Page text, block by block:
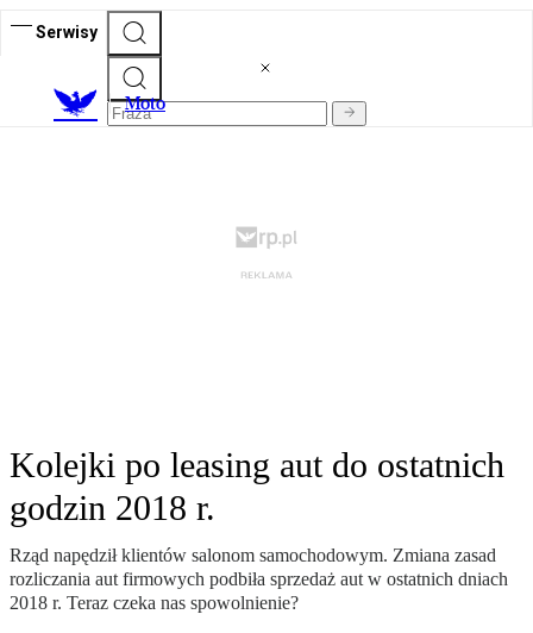
Serwisy
Moto
Kolejki po leasing aut do ostatnich
godzin 2018 r.
Rząd napędził klientów salonom samochodowym. Zmiana zasad
rozliczania aut firmowych podbiła sprzedaż aut w ostatnich dniach
2018 r. Teraz czeka nas spowolnienie?